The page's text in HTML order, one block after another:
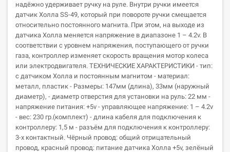
надёжно удерживает ручку на руле. Внутри ручки имеется
датчик Холла SS-49, который при повороте ручки смещается
относительно постоянного магнита. При этом, на выходе из
датчика Холла меняется напряжение в диапазоне 1 – 4.2v. В
соответствии с уровнем напряжения, поступающего от ручки
газа, контроллер изменяет скорость вращения мотор колеса
или электродвигателя. ТЕХНИЧЕСКИЕ ХАРАКТЕРИСТИКИ - тип:
с датчиком Холла и постоянным магнитом - материал:
металл, пластик - Размеры: 147мм (длина), 33мм (наружный
диаметр), - диаметр отверстия для установки на руль: 22 мм -
напряжение питания: +5v - управляющее напряжение: 1 – 4.2v
- вес: 230 гр.(комплект) - длина кабеля для подключения к
контроллеру: 1,5 м - разъём для подключения к контроллеру:
3-х контактный. Чёрный провод: общий отрицательный
провод, красный провод: питание датчика Холла +5v, зелёный